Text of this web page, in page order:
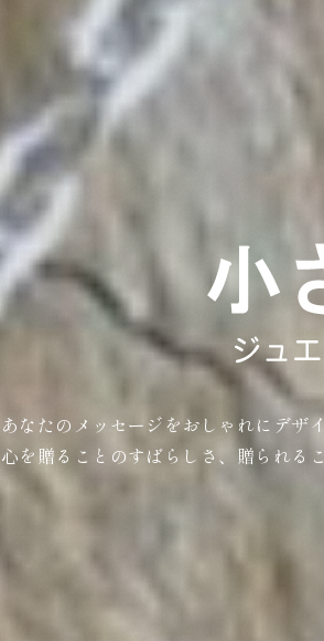
あなたのメッセージをおしゃれにデザ
心を贈ることのすばらしさ、贈られる
More